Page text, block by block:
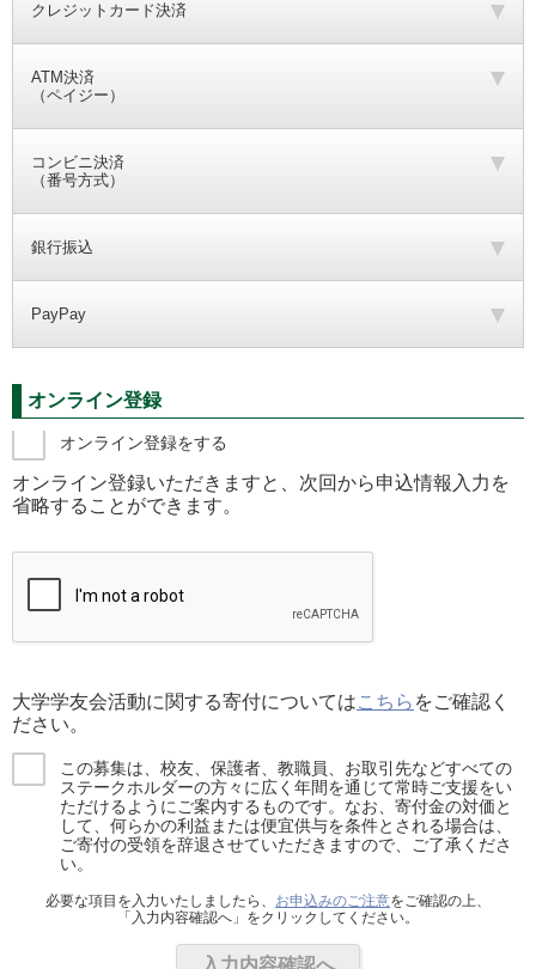
クレジットカード決済
ATM決済
（ペイジー）
コンビニ決済
（番号方式）
銀行振込
PayPay
オンライン登録
オンライン登録をする
オンライン登録いただきますと、次回から申込情報入力を
省略することができます。
大学学友会活動に関する寄付についてはこちら をご確認く
ださい。
この募集は、校友、保護者、教職員、お取引先などすべての
ステークホルダーの方々に広く年間を通じて常時ご支援をい
ただけるようにご案内するものです。なお、寄付金の対価と
して、何らかの利益または便宜供与を条件とされる場合は、
ご寄付の受領を辞退させていただきますので、ご了承くださ
い。
必要な項目を入力いたしましたら、 お申込みのご注意をご確認の上、
「入力内容確認へ」をクリックしてください。
入力内容確認へ